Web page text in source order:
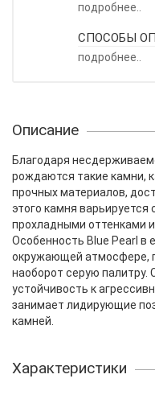
подробнее..
СПОСОБЫ
подробнее..
Описание
Благодаря
рождаются такие камни,
прочных материалов,
этого камня варьируется
прохладными оттенками
Особенность Blue Pearl в
окружающей атмосфере,
наоборот серую палитру.
устойчивость к
занимает лидирующие
камней.
Характеристики